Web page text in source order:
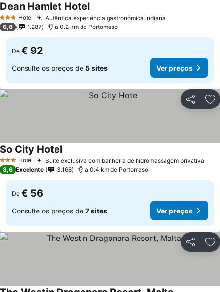
3 EstrelasHotel Autêntica experiência gastronómica indiana
Dean Hamlet HotelVer preços
6,8 1.287 a 0.2 km de Portomaso
De € 92
Consulte os preços de 5 sites Ver preços
Partilhar
3 EstrelasHotel Suíte exclusiva com banheira de hidromassagem privativa
So City HotelVer preços
8,6 Excelente 3.168 a 0.4 km de Portomaso
De € 56
Consulte os preços de 7 sites Ver preços
Partilhar